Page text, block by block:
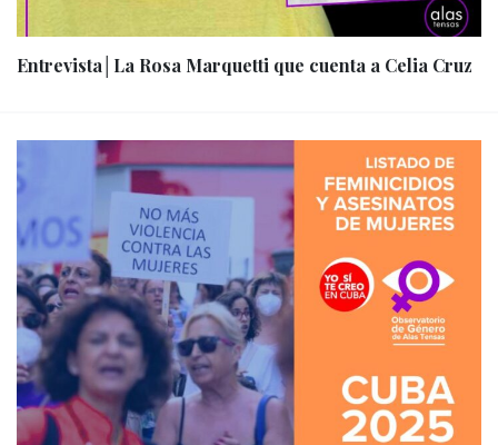
Entrevista│La Rosa Marquetti que cuenta a Celia Cruz